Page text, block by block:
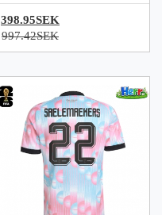
398.95SEK
997.42SEK